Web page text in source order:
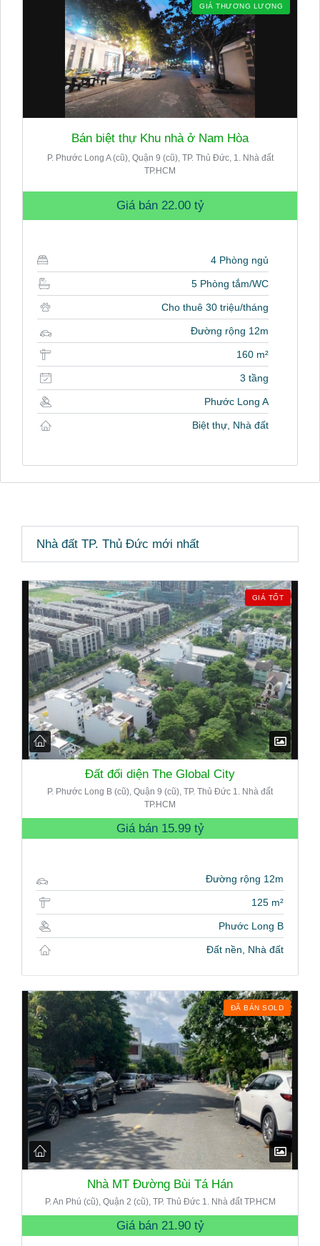
GIÁ THƯƠNG LƯỢNG
Bán biệt thự Khu nhà ở Nam Hòa
P. Phước Long A (cũ), Quận 9 (cũ), TP. Thủ Đức, 1. Nhà đất
TP.HCM
Giá bán 22.00 tỷ
4 Phòng ngủ
5 Phòng tắm/WC
Cho thuê 30 triệu/tháng
Đường rộng 12m
160 m²
3 tầng
Phước Long A
Biệt thự, Nhà đất
Nhà đất TP. Thủ Đức mới nhất
GIÁ TỐT
Đất đối diện The Global City
P. Phước Long B (cũ), Quận 9 (cũ), TP. Thủ Đức 1. Nhà đất
TP.HCM
Giá bán 15.99 tỷ
Đường rộng 12m
125 m²
Phước Long B
Đất nền, Nhà đất
ĐÃ BÁN SOLD
Nhà MT Đường Bùi Tá Hán
P. An Phú (cũ), Quận 2 (cũ), TP. Thủ Đức 1. Nhà đất TP.HCM
Giá bán 21.90 tỷ